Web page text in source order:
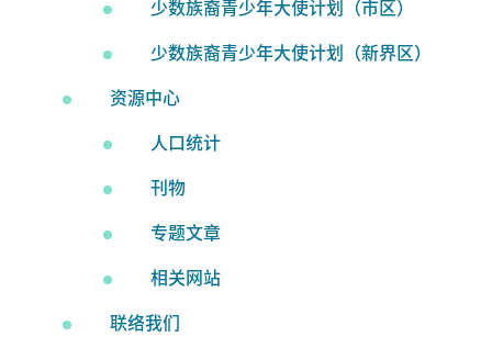
少数族裔青少年大使计划（市区）
少数族裔青少年大使计划（新界区）
资源中心
人口统计
刊物
专题文章
相关网站
联络我们